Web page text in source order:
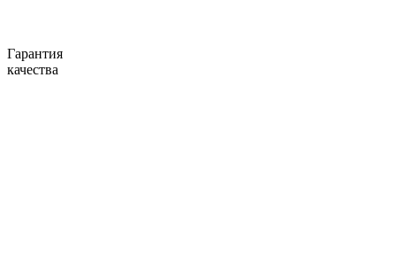
Гарантия
качества